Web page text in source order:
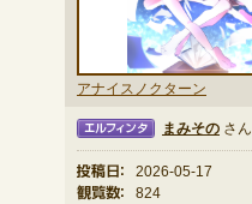
アナイスノクターン
まみその さん
投稿日：
2026-05-17
観覧数：
824